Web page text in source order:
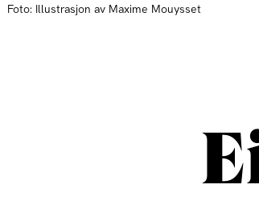
Foto: Illustrasjon av Maxime Mouysset